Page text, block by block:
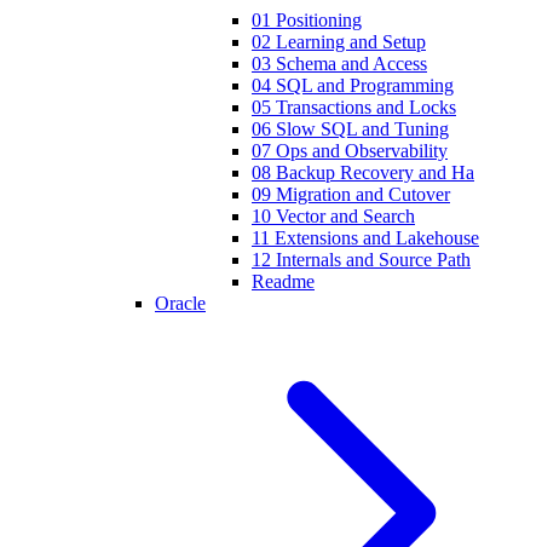
01 Positioning
02 Learning and Setup
03 Schema and Access
04 SQL and Programming
05 Transactions and Locks
06 Slow SQL and Tuning
07 Ops and Observability
08 Backup Recovery and Ha
09 Migration and Cutover
10 Vector and Search
11 Extensions and Lakehouse
12 Internals and Source Path
Readme
Oracle